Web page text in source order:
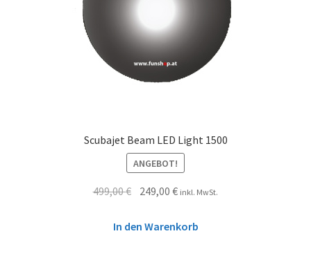
Scubajet Beam LED Light 1500
ANGEBOT!
499,00€ 249,00€ inkl. MwSt.
In den Warenkorb